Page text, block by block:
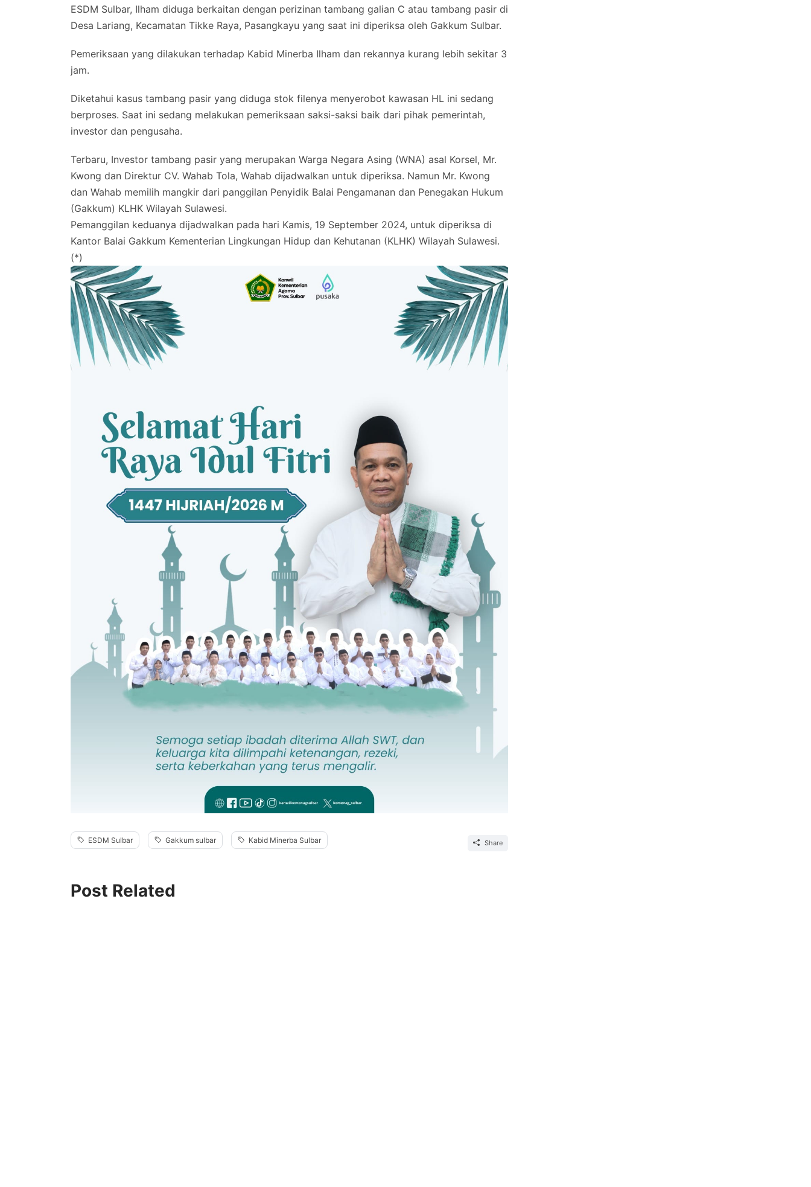
ESDM Sulbar, Ilham diduga berkaitan dengan perizinan tambang galian C atau tambang pasir di
Desa Lariang, Kecamatan Tikke Raya, Pasangkayu yang saat ini diperiksa oleh Gakkum Sulbar.
Pemeriksaan yang dilakukan terhadap Kabid Minerba Ilham dan rekannya kurang lebih sekitar 3
jam.
Diketahui kasus tambang pasir yang diduga stok filenya menyerobot kawasan HL ini sedang
berproses. Saat ini sedang melakukan pemeriksaan saksi-saksi baik dari pihak pemerintah,
investor dan pengusaha.
Terbaru, Investor tambang pasir yang merupakan Warga Negara Asing (WNA) asal Korsel, Mr.
Kwong dan Direktur CV. Wahab Tola, Wahab dijadwalkan untuk diperiksa. Namun Mr. Kwong
dan Wahab memilih mangkir dari panggilan Penyidik Balai Pengamanan dan Penegakan Hukum
(Gakkum) KLHK Wilayah Sulawesi.
Pemanggilan keduanya dijadwalkan pada hari Kamis, 19 September 2024, untuk diperiksa di
Kantor Balai Gakkum Kementerian Lingkungan Hidup dan Kehutanan (KLHK) Wilayah Sulawesi.
(*)
ESDM Sulbar Gakkum sulbar Kabid Minerba Sulbar Share
Post Related